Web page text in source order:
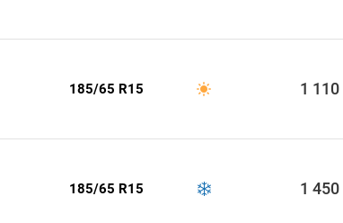
185/65 R15 1 110
185/65 R15 1 450